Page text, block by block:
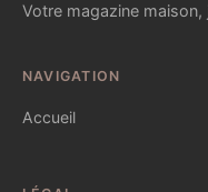
Votre magazine
NAVIGATION
Accueil